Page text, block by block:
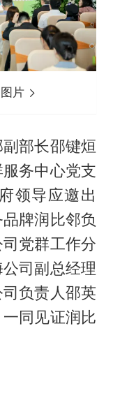
片
部长邵键烜
务中心党支
领导应邀出
牌润比邻负
党群工作分
司副总经理
负责人邵英
同见证润比